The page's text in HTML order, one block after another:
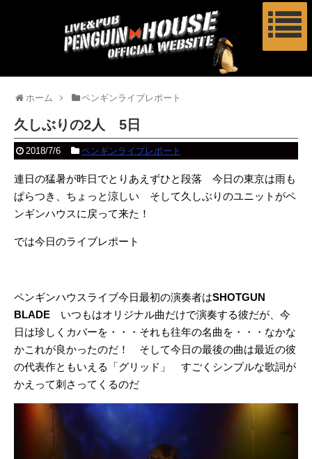
ホーム ペンギンライブレポート
久しぶりの2人 5日
2018/7/6 ペンギンライブレポート
連日の猛暑が昨日でとりあえずひと段落 今日の東京は雨も
ぱらつき、ちょっと涼しい そして久しぶりのユニットがペ
ンギンハウスに戻って来た！
では今日のライブレポート
ペンギンハウスライブ今日最初の演奏者はSHOTGUN
BLADE いつもはオリジナル曲だけで演奏する彼だが、今
日は珍しくカバーを・・・それも往年の名曲を・・・なかな
かこれが良かったのだ！ そして今日の最後の曲は最近の彼
の代表作ともいえる「グリッド」 すごくシンプルな歌詞が
かえって刺さってくるのだ